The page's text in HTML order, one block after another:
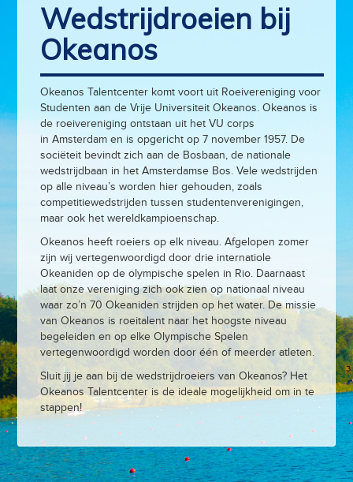
Wedstrijdroeien bij
Okeanos
Okeanos Talentcenter komt voort uit Roeivereniging voor
Studenten aan de Vrije Universiteit Okeanos. Okeanos is
de roeivereniging ontstaan uit het VU corps
in Amsterdam en is opgericht op 7 november 1957. De
sociëteit bevindt zich aan de Bosbaan, de nationale
wedstrijdbaan in het Amsterdamse Bos. Vele wedstrijden
op alle niveau’s worden hier gehouden, zoals
competitiewedstrijden tussen studentenverenigingen,
maar ook het wereldkampioenschap.
Okeanos heeft roeiers op elk niveau. Afgelopen zomer
zijn wij vertegenwoordigd door drie internatiole
Okeaniden op de olympische spelen in Rio. Daarnaast
laat onze vereniging zich ook zien op nationaal niveau
waar zo’n 70 Okeaniden strijden op het water. De missie
van Okeanos is roeitalent naar het hoogste niveau
begeleiden en op elke Olympische Spelen
vertegenwoordigd worden door één of meerder atleten.
Sluit jij je aan bij de wedstrijdroeiers van Okeanos? Het
Okeanos Talentcenter is de ideale mogelijkheid om in te
stappen!